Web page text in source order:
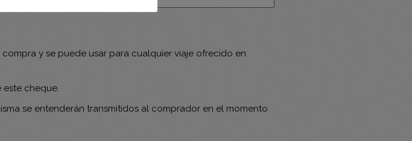
y se puede usar para cualquier viaje ofrecido en
cheque.
se entenderán transmitidos al comprador en el momento